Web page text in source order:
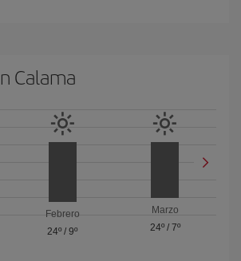
Calama
Febrero
24º / 9º
Marzo
24º/ 7º